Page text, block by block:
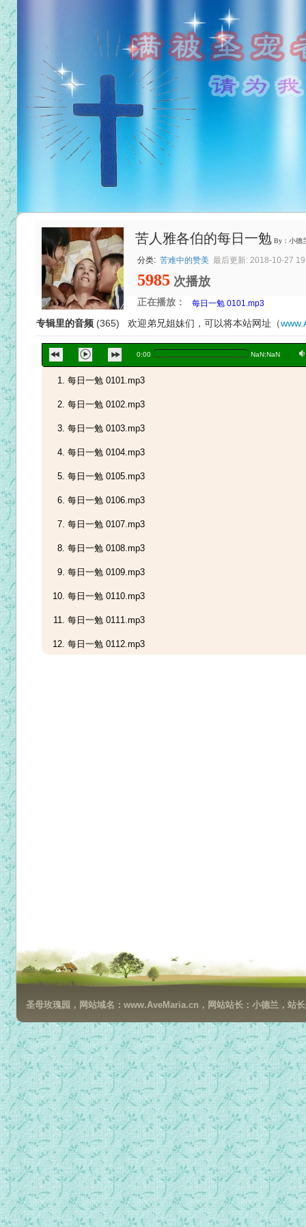
苦人雅各伯的每日一勉 By：小德
分类: 苦难中的赞美 最后更新: 2018-10-27
5985 次播放
正在播放：
专辑里的音频 (365) 欢迎弟兄姐妹们，可以将本站网址（
0:00 NaN:NaN a
每日一勉 0101.mp3
每日一勉 0101.mp3
每日一勉 0102.mp3
每日一勉 0103.mp3
每日一勉 0104.mp3
每日一勉 0105.mp3
每日一勉 0106.mp3
每日一勉 0107.mp3
每日一勉 0108.mp3
每日一勉 0109.mp3
每日一勉 0110.mp3
每日一勉 0111.mp3
每日一勉 0112.mp3
每日一勉 0125.mp3
每日一勉 0126.mp3
每日一勉 0127.mp3
每日一勉 0128.mp3
每日一勉 0129.mp3
每日一勉 0130.mp3
每日一勉 0131.mp3
每日一勉 0201.mp3
每日一勉 0202.mp3
每日一勉 0203.mp3
每日一勉 0204.mp3
每日一勉 0205.mp3
圣母玫瑰园，网站域名：www.AveMaria.cn，网站站长：小德兰，